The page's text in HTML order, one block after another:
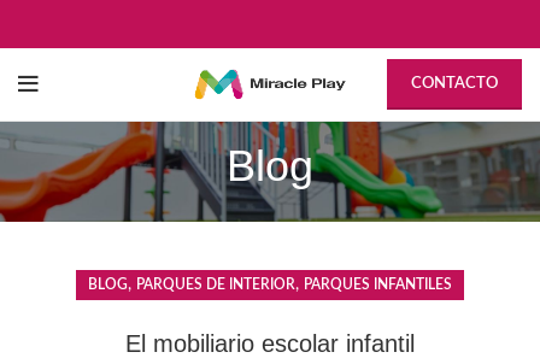
CONTACTO
Blog
BLOG, PARQUES DE INTERIOR, PARQUES INFANTILES
El mobiliario escolar infantil